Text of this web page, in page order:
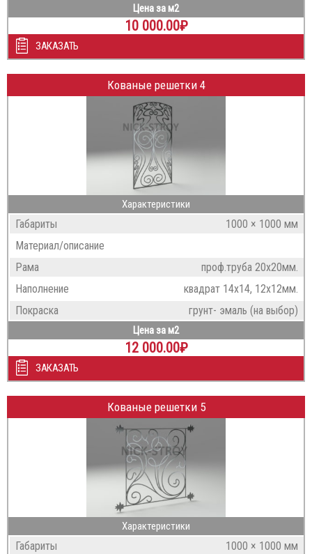
Цена за м2
10 000.00₽
ЗАКАЗАТЬ
Кованые решетки 4
Характеристики
Габариты
1000 × 1000 мм
Материал/описание
Рама
проф.труба 20х20мм.
Наполнение
квадрат 14х14, 12х12мм.
Покраска
грунт- эмаль (на выбор)
Цена за м2
12 000.00₽
ЗАКАЗАТЬ
Кованые решетки 5
Характеристики
Габариты
1000 × 1000 мм